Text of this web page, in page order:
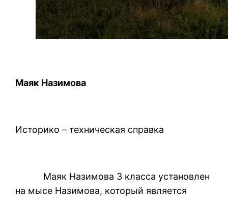
Маяк Назимова
Историко – техническая справка
Маяк Назимова 3 класса установлен
на мысе Назимова, который является